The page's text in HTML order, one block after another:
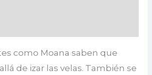
como Moana saben que
de izar las velas. También se